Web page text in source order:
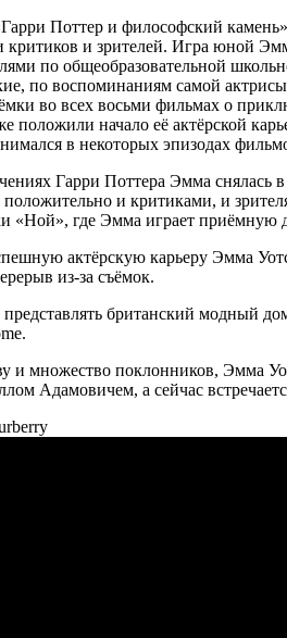
Поттер и философский
и зрителей. Игра юной
по общеобразовательной
по воспоминаниям самой
во всех восьми фильмах о
положили начало её актёрской
в некоторых эпизодах
Гарри Поттера Эмма снялась
положительно и критиками, и
«Ной», где Эмма играет приёмную
актёрскую карьеру Эмма
из-за съёмок.
представлять британский модный
и множество поклонников, Эмма
Адамовичем, а сейчас